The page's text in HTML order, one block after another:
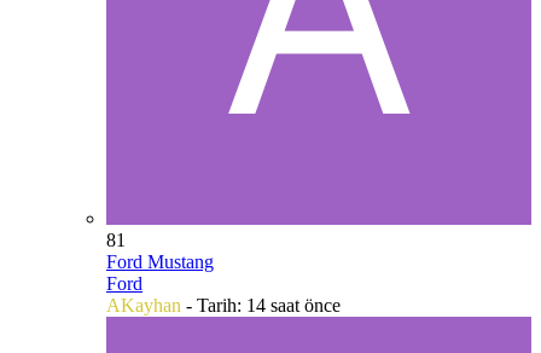
81
Ford Mustang
Ford
AKayhan - Tarih: 14 saat önce